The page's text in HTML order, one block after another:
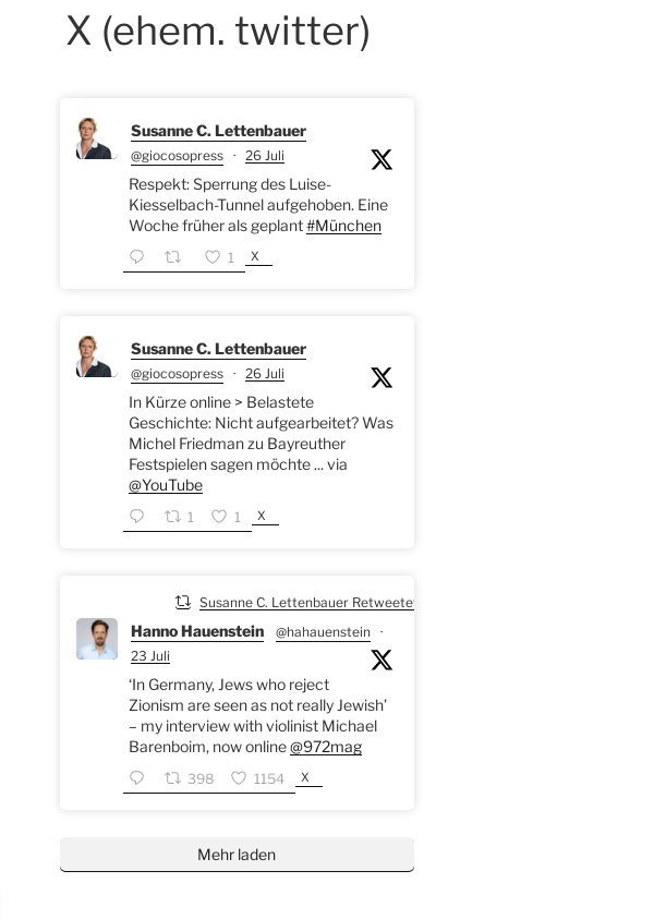
X (ehem. twitter)
Susanne C. Lettenbauer
@giocosopress · 26 Juli
Respekt: Sperrung des Luise-
Kiesselbach-Tunnel aufgehoben. Eine
Woche früher als geplant#München
1 X
Susanne C. Lettenbauer
@giocosopress · 26 Juli
In Kürze online > Belastete
Geschichte: Nicht aufgearbeitet? Was
Michel Friedman zu Bayreuther
Festspielen sagen möchte ... via
@YouTube
1 1 X
Susanne C. Lettenbauer Retweetet
Hanno Hauenstein @hahauenstein
·
23 Juli
‘In Germany, Jews who reject
Zionism are seen as not really Jewish’
– my interview with violinist Michael
Barenboim, now online@972mag
398 1154 X
Mehr laden